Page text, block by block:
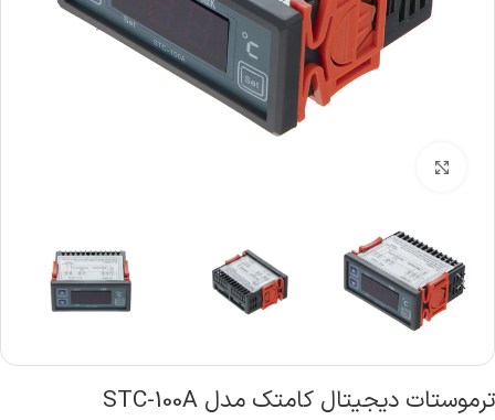
ترموستات دیجیتال کامتک مدل STC-100A